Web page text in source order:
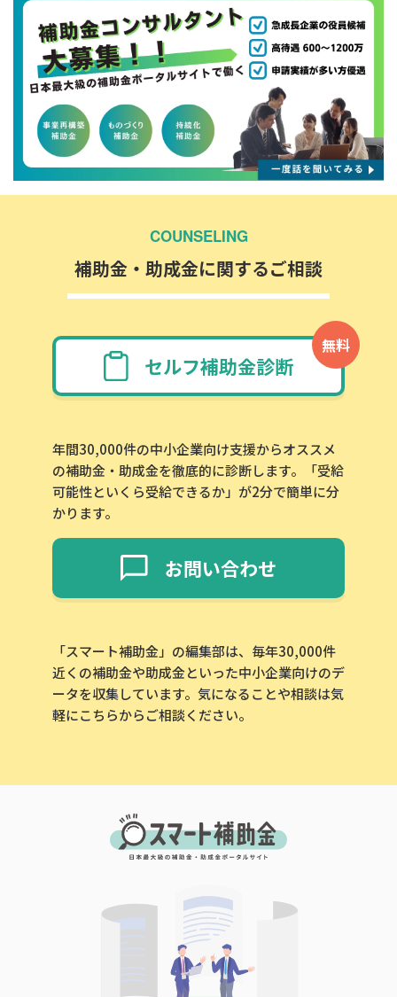
COUNSELING
補助金・助成金に関するご相談
無料
セルフ補助金診断
年間30,000件の中小企業向け支援からオススメ
の補助金・助成金を徹底的に診断します。「受給
可能性といくら受給できるか」が2分で簡単に分
かります。
お問い合わせ
「スマート補助金」の編集部は、毎年30,000件
近くの補助金や助成金といった中小企業向けのデ
ータを収集しています。気になることや相談は気
軽にこちらからご相談ください。